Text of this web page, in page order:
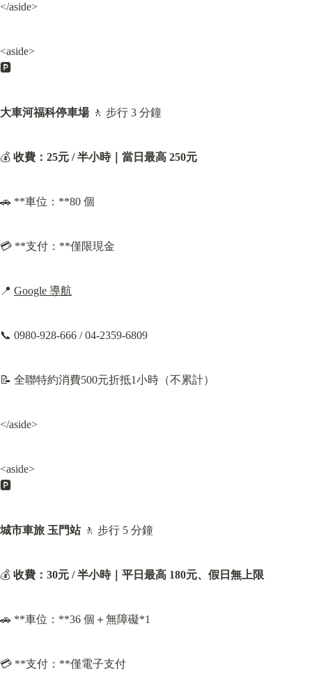
</aside>
<aside>
🅿️
大車河福科停車場 🚶 步行 3 分鐘
💰 收費： 25元 / 半小時｜ 當日最高 250元
🚗 **車位：**80 個
💳 **支付：**僅限現金
📍 Google 導航
📞 0980-928-666 / 04-2359-6809
📝 全聯特約消費500元折抵1小時（不累計）
</aside>
<aside>
🅿️
城市車旅 玉門站 🚶 步行 5 分鐘
💰 收費： 30元 / 半小時｜ 平日最高 180元、假日無上限
🚗 **車位：**36 個＋無障礙*1
💳 **支付：**僅電子支付